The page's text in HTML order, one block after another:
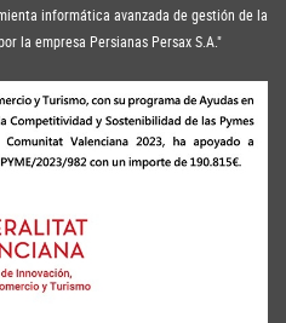
informática avanzada de gestión de la
la empresa Persianas Persax S.A."